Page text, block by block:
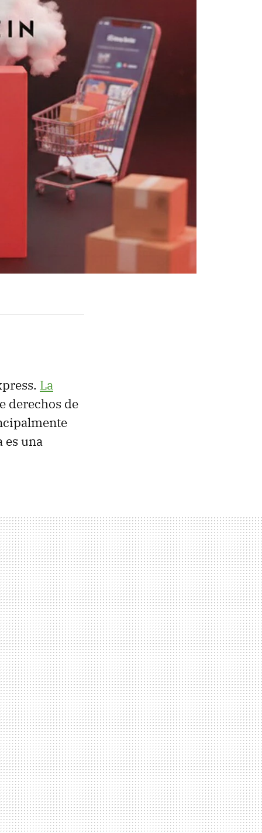
La
derechos de
es una